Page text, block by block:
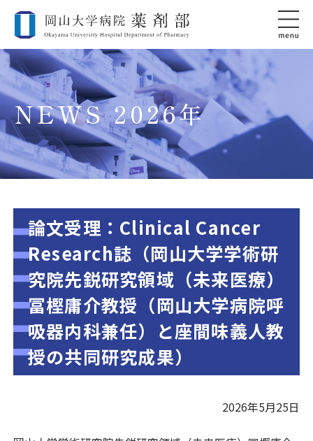
NEWS 2026年
論文受理：Clinical Cancer
Research誌（岡山大学学術研
究院先鋭研究領域（未来医療）
冨樫庸介教授（岡山大学病院呼
吸器内科兼任）と座間味義人教
授の共同研究成果）
2026年5月25日